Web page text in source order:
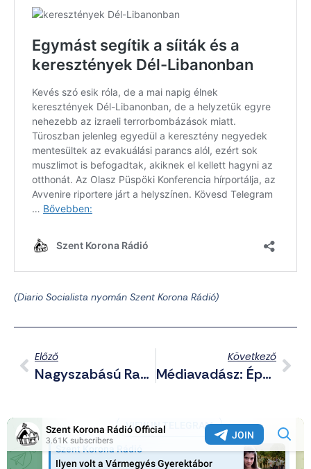
(Diario Socialista nyomán Szent Korona Rádió)
Előző
Nagyszabású Razziákat Tartott A Német Rendőrség Az Antifák Berlini Gyújtogatásai Miatt
Következő
Médiavadász: Épül A Nagy Izrael?